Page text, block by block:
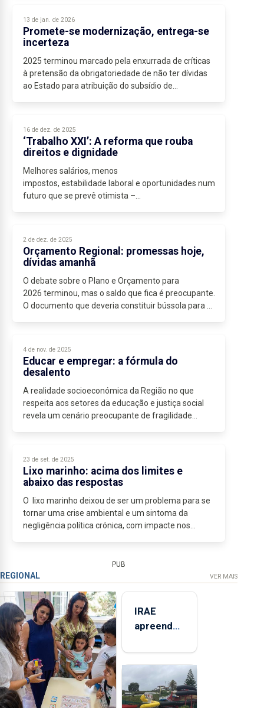
13 de jan. de 2026
Promete-se modernização, entrega-se
incerteza
2025 terminou marcado pela enxurrada de críticas
à pretensão da obrigatoriedade de não ter dívidas
ao Estado para atribuição do subsídio de
16 de dez. de 2025
‘Trabalho XXI’: A reforma que rouba
direitos e dignidade
Melhores salários, menos
impostos, estabilidade laboral e oportunidades num
futuro que se prevê otimista –...
2 de dez. de 2025
Orçamento Regional: promessas hoje,
dívidas amanhã
O debate sobre o Plano e Orçamento para
2026 terminou, mas o saldo que fica é preocupante.
O documento que deveria constituir bússola para o
4 de nov. de 2025
Educar e empregar: a fórmula do
desalento
A realidade socioeconómica da Região no que
respeita aos setores da educação e justiça social
revela um cenário preocupante de fragilidade
23 de set. de 2025
Lixo marinho: acima dos limites e
abaixo das respostas
O lixo marinho deixou de ser um problema para se
tornar uma crise ambiental e um sintoma da
negligência política crónica, com impacte nos
PUB
REGIONAL VER MAIS
IRAE
apreendeu
toneladas
de
alimentos
entre